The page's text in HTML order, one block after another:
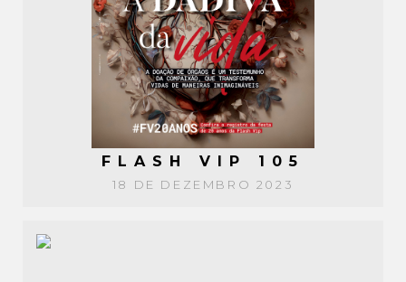
FLASH VIP 105
18 DE DEZEMBRO 2023